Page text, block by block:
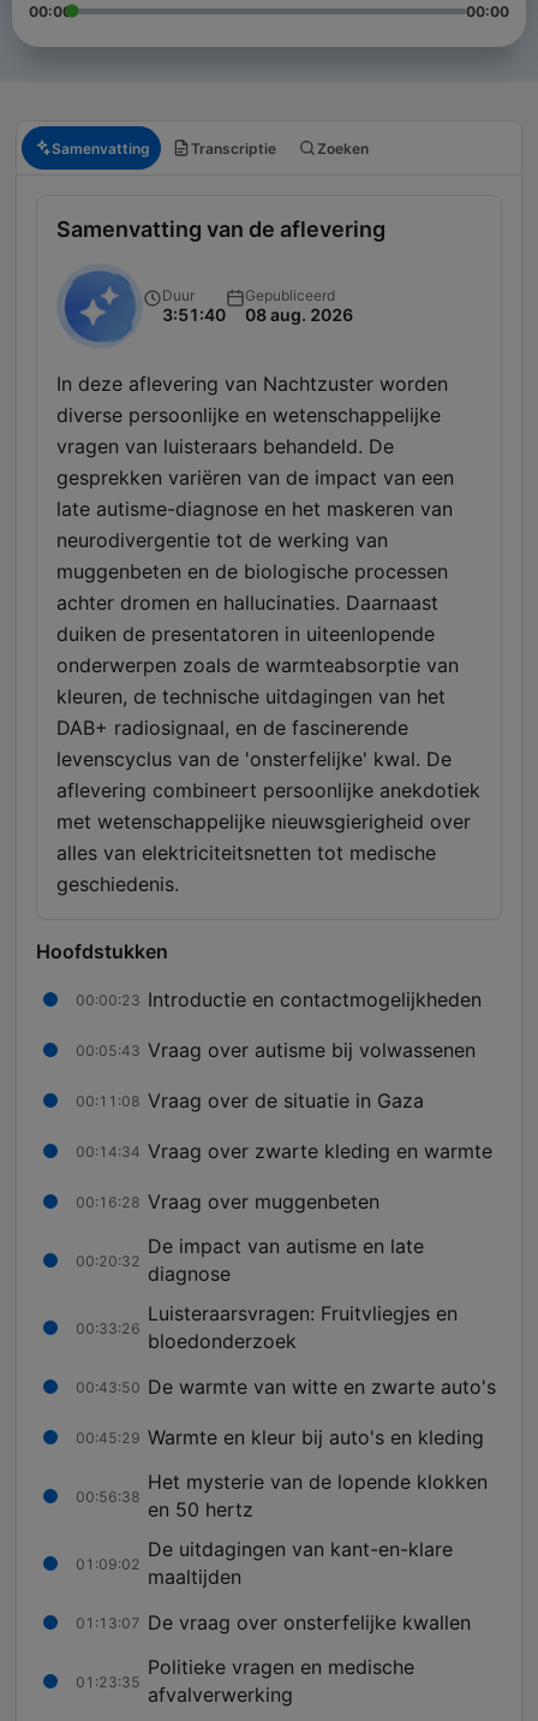
00:00 00:00
Samenvatting Transcriptie Zoeken
Samenvatting van de aflevering
Duur
3:51:40
Gepubliceerd
08 aug. 2026
In deze aflevering van Nachtzuster worden
diverse persoonlijke en wetenschappelijke
vragen van luisteraars behandeld. De
gesprekken variëren van de impact van een
late autisme-diagnose en het maskeren van
neurodivergentie tot de werking van
muggenbeten en de biologische processen
achter dromen en hallucinaties. Daarnaast
duiken de presentatoren in uiteenlopende
onderwerpen zoals de warmteabsorptie van
kleuren, de technische uitdagingen van het
DAB+ radiosignaal, en de fascinerende
levenscyclus van de 'onsterfelijke' kwal. De
aflevering combineert persoonlijke anekdotiek
met wetenschappelijke nieuwsgierigheid over
alles van elektriciteitsnetten tot medische
geschiedenis.
Hoofdstukken
00:00:23 Introductie en contactmogelijkheden
00:05:43 Vraag over autisme bij volwassenen
00:11:08 Vraag over de situatie in Gaza
00:14:34 Vraag over zwarte kleding en warmte
00:16:28 Vraag over muggenbeten
00:20:32
De impact van autisme en late
diagnose
00:33:26
Luisteraarsvragen: Fruitvliegjes en
bloedonderzoek
00:43:50 De warmte van witte en zwarte auto's
00:45:29 Warmte en kleur bij auto's en kleding
00:56:38
Het mysterie van de lopende klokken
en 50 hertz
01:09:02
De uitdagingen van kant-en-klare
maaltijden
01:13:07 De vraag over onsterfelijke kwallen
01:23:35
Politieke vragen en medische
afvalverwerking